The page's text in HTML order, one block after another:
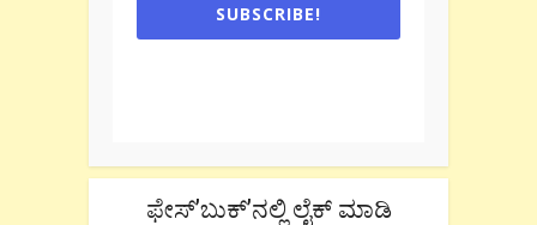
SUBSCRIBE!
ಫೇಸ್’ಬುಕ್’ನಲ್ಲಿ ಲೈಕ್ ಮಾಡಿ